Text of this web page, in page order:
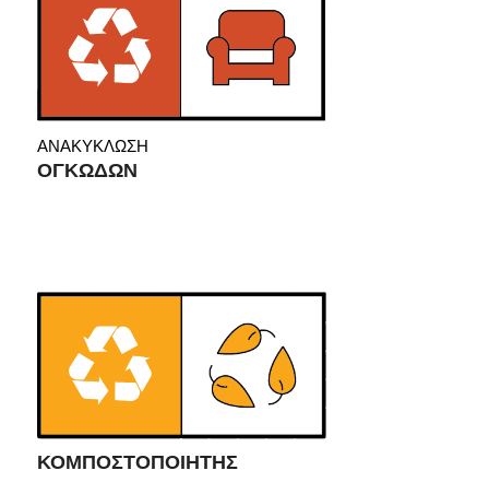
ΑΝΑΚΥΚΛΩΣΗ
ΟΓΚΩΔΩΝ
ΚΟΜΠΟΣΤΟΠΟΙΗΤΗΣ